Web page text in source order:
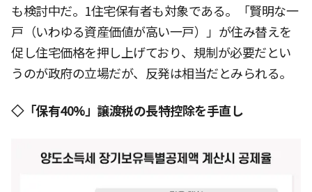
も検討中だ。1住宅保有者も対象である。「賢明な一
戸（いわゆる資産価値が高い一戸）」が住み替えを
促し住宅価格を押し上げており、規制が必要だとい
うのが政府の立場だが、反発は相当だとみられる。
◇「保有40%」譲渡税の長特控除を手直し